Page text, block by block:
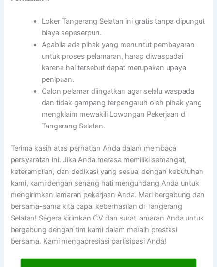
Loker Tangerang Selatan ini gratis tanpa dipungut
biaya sepeserpun.
Apabila ada pihak yang menuntut pembayaran
untuk proses pelamaran, harap diwaspadai
karena hal tersebut dapat merupakan upaya
penipuan.
Calon pelamar diingatkan agar selalu waspada
dan tidak gampang terpengaruh oleh pihak yang
mengklaim mewakili Lowongan Pekerjaan di
Tangerang Selatan.
Terima kasih atas perhatian Anda dalam membaca
persyaratan ini. Jika Anda merasa memiliki semangat,
keterampilan, dan dedikasi yang sesuai dengan kebutuhan
kami, kami dengan senang hati mengundang Anda untuk
mengirimkan lamaran pekerjaan Anda. Mari bergabung dan
bersama-sama kita capai keberhasilan di Tangerang
Selatan! Segera kirimkan CV dan surat lamaran Anda untuk
bergabung dengan tim kami dalam meraih prestasi
bersama. Kami mengapresiasi partisipasi Anda!